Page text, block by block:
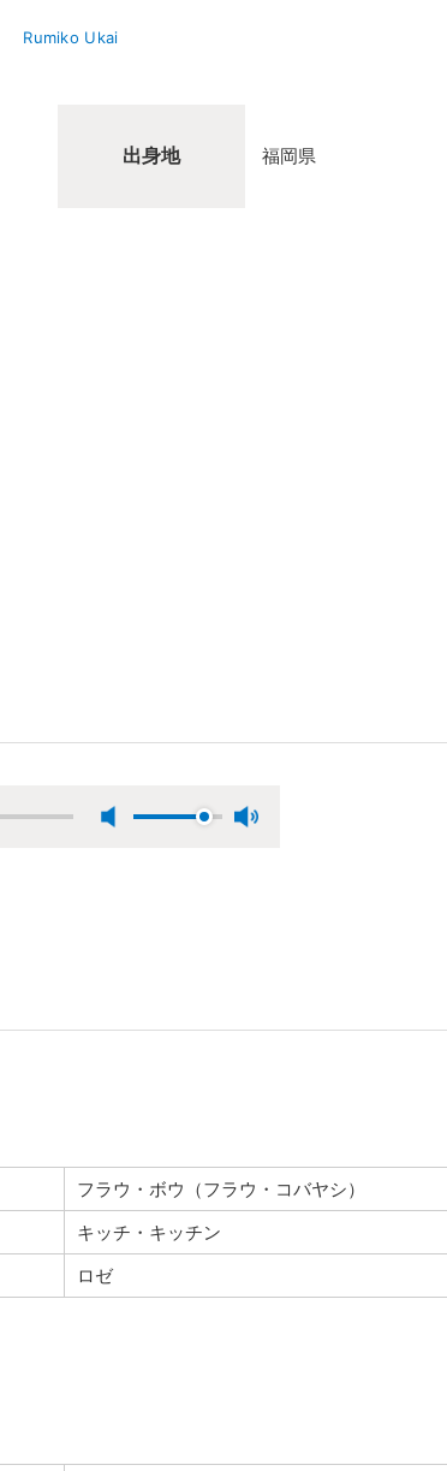
Rumiko Ukai
出身地 福岡県
フラウ・ボウ（フラウ・コバヤシ）
キッチ・キッチン
ロゼ